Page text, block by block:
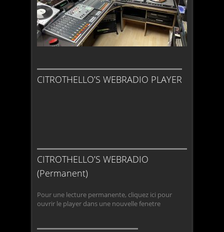
CITROTHELLO’S WEBRADIO PLAYER
CITROTHELLO’S WEBRADIO
(Permanent)
Pour une lecture permanente, cliquez ici pour
ouvrir le player dans une nouvelle fenetre